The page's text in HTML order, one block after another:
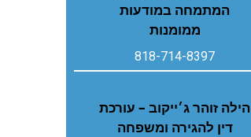
המתמחה במודעות
ממומנות
818-714-8397
הילה זוהר ג׳ייקוב – עורכת
דין להגירה ומשפחה